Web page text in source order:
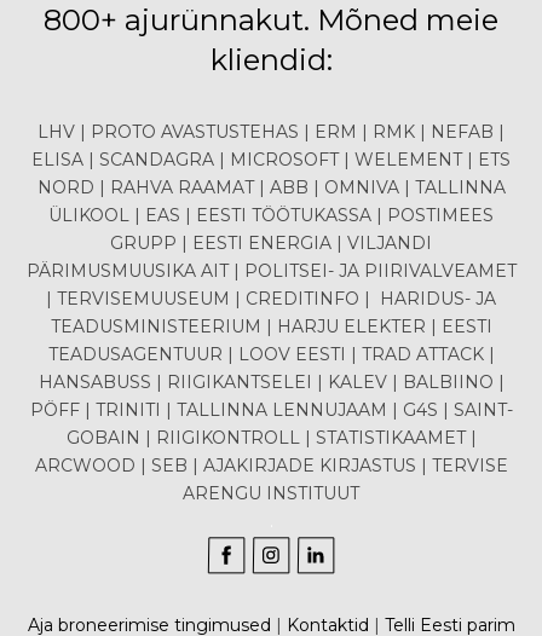
800+ ajurünnakut. Mõned meie
kliendid:
LHV | PROTO AVASTUSTEHAS | ERM | RMK | NEFAB |
ELISA | SCANDAGRA | MICROSOFT | WELEMENT | ETS
NORD | RAHVA RAAMAT | ABB | OMNIVA | TALLINNA
ÜLIKOOL | EAS | EESTI TÖÖTUKASSA | POSTIMEES
GRUPP | EESTI ENERGIA | VILJANDI
PÄRIMUSMUUSIKA AIT | POLITSEI- JA PIIRIVALVEAMET
| TERVISEMUUSEUM | CREDITINFO | HARIDUS- JA
TEADUSMINISTEERIUM | HARJU ELEKTER | EESTI
TEADUSAGENTUUR | LOOV EESTI | TRAD ATTACK |
HANSABUSS | RIIGIKANTSELEI | KALEV | BALBIINO |
PÖFF | TRINITI | TALLINNA LENNUJAAM | G4S | SAINT-
GOBAIN | RIIGIKONTROLL | STATISTIKAAMET |
ARCWOOD | SEB | AJAKIRJADE KIRJASTUS | TERVISE
ARENGU INSTITUUT
Aja broneerimise tingimused | Kontaktid | Telli Eesti parim